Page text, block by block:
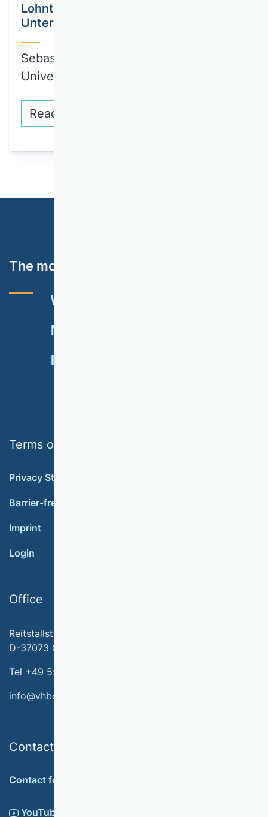
Lohnt sich Nachhaltigkeit für
Unternehmen?
Sebastian A. Tideman (Syracuse
University, USA):…
Read more
The most important topics
VHB RATING 2024
NEWSLETTER
DONATE
Terms of use
Privacy Statement
Barrier-free accessibility
Imprint
Login
Office
Reitstallstr. 7
D-37073 Göttingen
Tel +49 551 79778-566
info@vhbonline.org
Contact
Contact form
YouTube